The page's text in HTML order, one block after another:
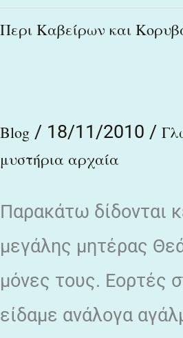
Περι Καβείρων και
Blog / 18/11/2010 /
μυστήρια αρχαία
Παρακάτω δίδονται
μεγάλης μητέρας
μόνες τους. Εορτές
είδαμε ανάλογα
Περι
ΙΙ